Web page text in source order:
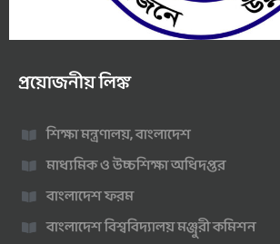
প্রয়োজনীয় লিঙ্ক
শিক্ষা মন্ত্রণালয়, বাংলাদেশ
মাধ্যমিক ও উচ্চশিক্ষা অধিদপ্তর
বাংলাদেশ ফরম
বাংলাদেশ বিশ্ববিদ্যালয় মঞ্জুরী কমিশন